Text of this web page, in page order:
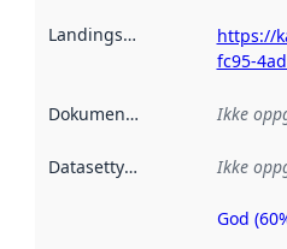
Landingsside
https://
fc95-
Dokumentasjon Ikke
Datasettype Ikke
God